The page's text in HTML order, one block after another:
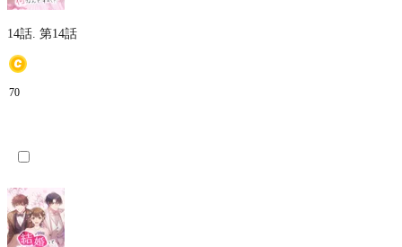
14話. 第14話
70